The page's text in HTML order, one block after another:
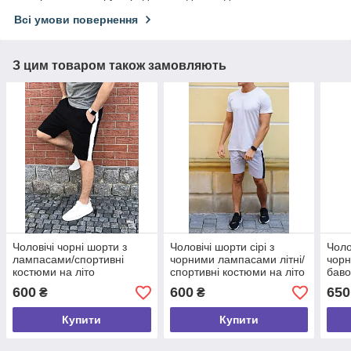
Всі умови повернення
З цим товаром також замовляють
Чоловічі чорні шорти з
лампасами/спортивні
костюми на літо
600 ₴
Купити
Чоловічі шорти сірі з
чорними лампасами літні/
спортивні костюми на літо
600₴
Купити
650